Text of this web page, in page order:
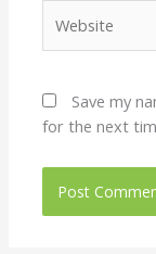
Save my
for the next